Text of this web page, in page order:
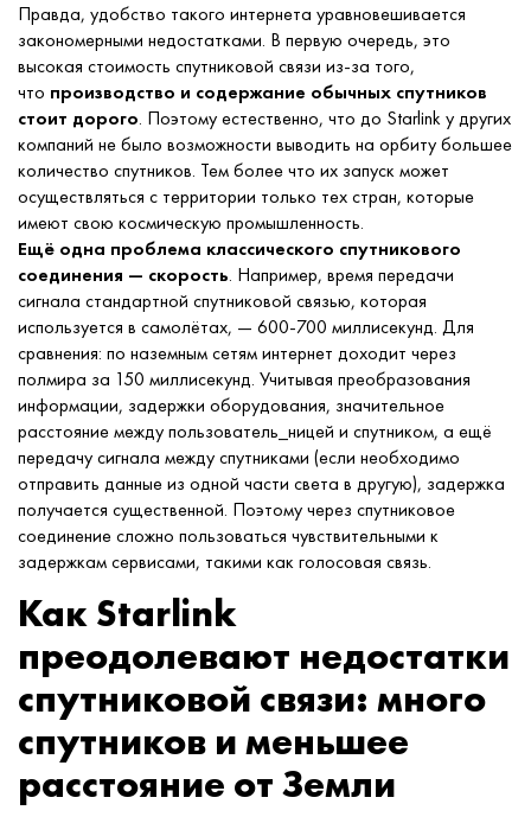
Правда, удобство такого интернета уравновешивается
закономерными недостатками. В первую очередь, это
высокая стоимость спутниковой связи из-за того,
что производство и содержание обычных спутников
стоит дорого. Поэтому естественно, что до Starlink у других
компаний не было возможности выводить на орбиту большее
количество спутников. Тем более что их запуск может
осуществляться с территории только тех стран, которые
имеют свою космическую промышленность.
Ещё одна проблема классического спутникового
соединения — скорость. Например, время передачи
сигнала стандартной спутниковой связью, которая
используется в самолётах, — 600-700 миллисекунд. Для
сравнения: по наземным сетям интернет доходит через
полмира за 150 миллисекунд. Учитывая преобразования
информации, задержки оборудования, значительное
расстояние между пользователь_ницей и спутником, а ещё
передачу сигнала между спутниками (если необходимо
отправить данные из одной части света в другую), задержка
получается существенной. Поэтому через спутниковое
соединение сложно пользоваться чувствительными к
задержкам сервисами, такими как голосовая связь.
Как Starlink
преодолевают недостатки
спутниковой связи: много
спутников и меньшее
расстояние от Земли